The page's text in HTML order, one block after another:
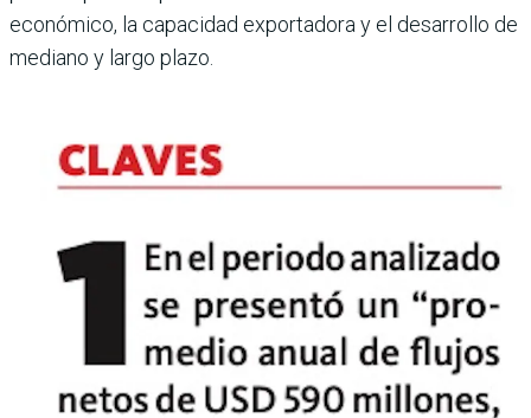
económico, la capacidad exportadora y el desarrollo de
mediano y largo plazo.